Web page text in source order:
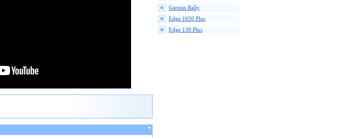
Garmin Rally
Edge 1030 Plus
Edge 130 Plus